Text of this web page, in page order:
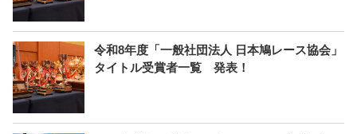
令和8年度「一般社団法人 日本鳩レース協会」
タイトル受賞者一覧 発表！